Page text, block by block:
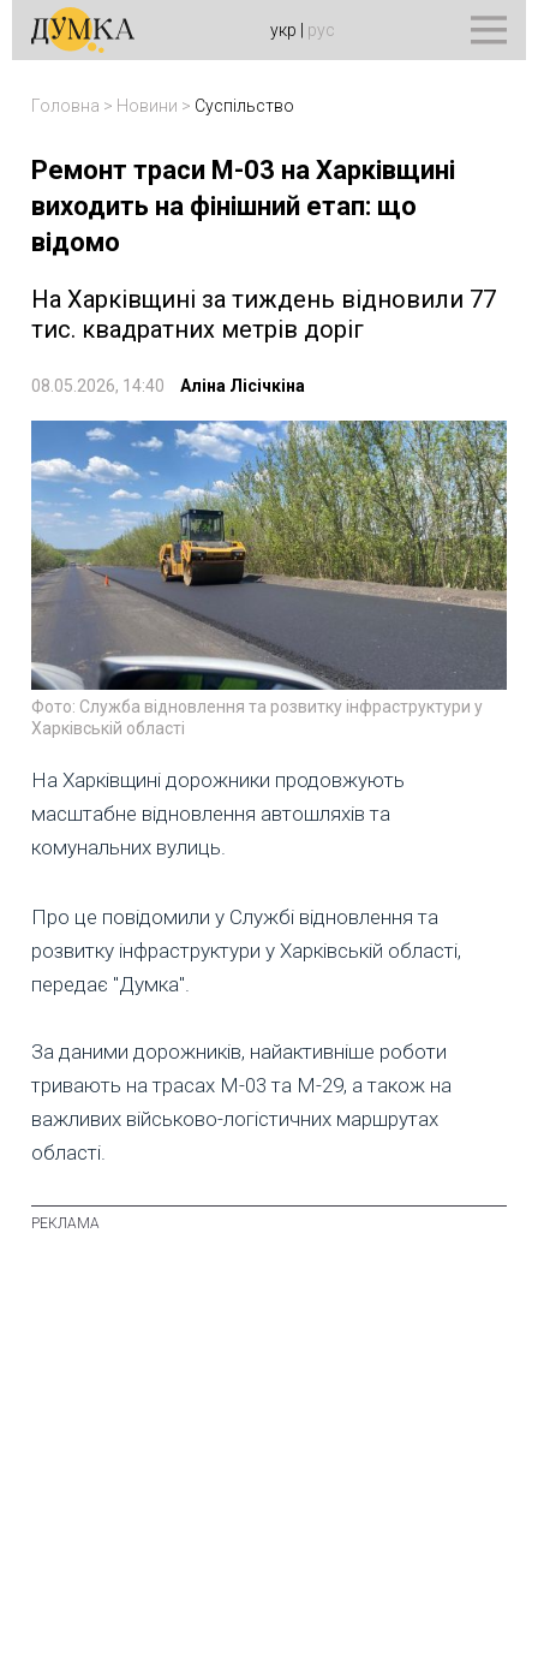
укр рус
Головна > Новини > Суспільство
Ремонт траси М-03 на Харківщині
виходить на фінішний етап: що
відомо
На Харківщині за тиждень відновили 77
тис. квадратних метрів доріг
08.05.2026, 14:40 Аліна Лісічкіна
Фото: Служба відновлення та розвитку інфраструктури у
Харківській області
На Харківщині дорожники продовжують
масштабне відновлення автошляхів та
комунальних вулиць.
Про це повідомили у Службі відновлення та
розвитку інфраструктури у Харківській області,
передає "Думка".
За даними дорожників, найактивніше роботи
тривають на трасах М-03 та М-29, а також на
важливих військово-логістичних маршрутах
області.